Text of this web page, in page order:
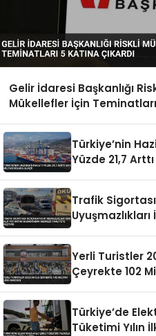
Gelir İdaresi Başkanlığı
Mükellefler İçin
Türkiye’nin
Yüzde 21,7
Trafik
Uyuşmazlıkları
Yerli Turistler
Çeyrekte 102
Türkiye’de
Tüketimi Yılın